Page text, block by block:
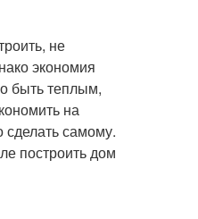
не
экономия
быть теплым,
на
самому.
построить дом